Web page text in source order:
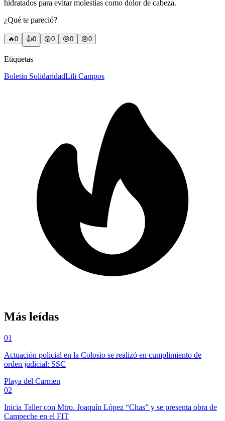
hidratados para evitar molestias como dolor de cabeza.
¿Qué te pareció?
🔥0 👍0 😲0 😢0 😠0
Etiquetas
Boletin SolidaridadLili Campos
Más leídas
01
Actuación policial en la Colosio se realizó en cumplimiento de
orden judicial: SSC
Playa del Carmen
02
Inicia Taller con Mtro. Joaquín López “Chas” y se presenta obra de
Campeche en el FIT